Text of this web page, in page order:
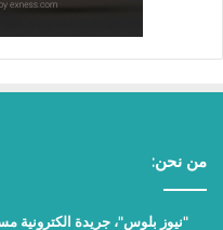
من نحن: